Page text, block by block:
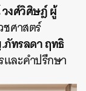
งศ์วิศิษฎ์ ผู้
ศาสตร์
ทรลดา ฤทธิ
ละคำปรึกษา